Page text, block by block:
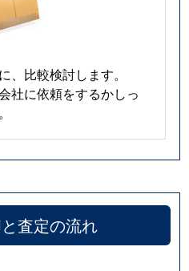
、比較検討します。
社に依頼をするかしっ
査定の流れ